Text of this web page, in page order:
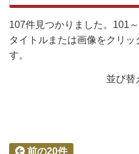
107件見つかりました。 101
タイトルまたは画像をクリ
す。
並び替
前の20件